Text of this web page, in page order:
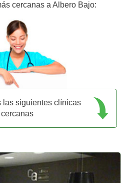
cercanas a Albero Bajo:
las siguientes clínicas
cercanas